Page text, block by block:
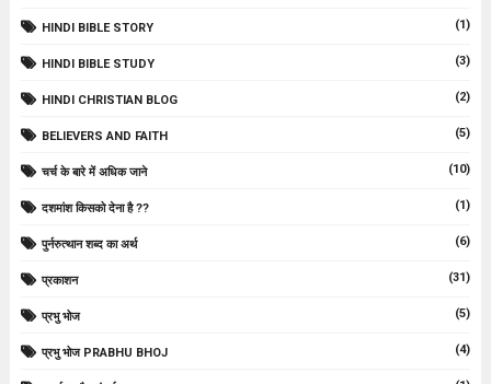
HINDI BIBLE STORY (1)
HINDI BIBLE STUDY (3)
HINDI CHRISTIAN BLOG (2)
BELIEVERS AND FAITH (5)
चर्च के बारे में अधिक जाने (10)
दशमांश किसको देना है ?? (1)
पुर्नरुत्थान शब्द का अर्थ (6)
प्रकाशन (31)
प्रभु भोज (5)
प्रभु भोज PRABHU BHOJ (4)